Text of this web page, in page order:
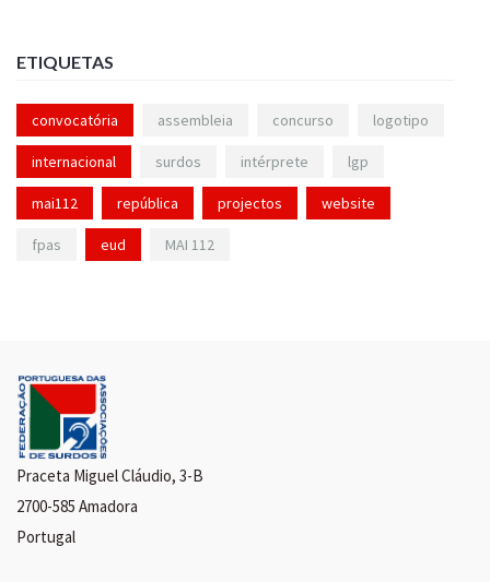
ETIQUETAS
convocatória assembleia concurso logotipo
internacional surdos intérprete lgp
mai112 república projectos website
fpas eud MAI 112
Praceta Miguel Cláudio, 3-B
2700-585 Amadora
Portugal